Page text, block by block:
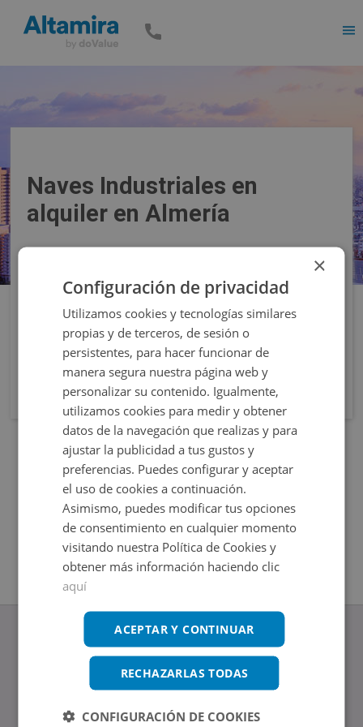
Naves Industriales en
alquiler en Almería
Filtros
www.altamirainmuebles.com
Edificio Skylight
Avenida de Manoteras 14-16, 28050, Madrid
×
Configuración de privacidad
Utilizamos cookies y tecnologías similares
propias y de terceros, de sesión o
persistentes, para hacer funcionar de
manera segura nuestra página web y
personalizar su contenido. Igualmente,
utilizamos cookies para medir y obtener
datos de la navegación que realizas y para
ajustar la publicidad a tus gustos y
preferencias. Puedes configurar y aceptar
el uso de cookies a continuación.
Asimismo, puedes modificar tus opciones
de consentimiento en cualquier momento
visitando nuestra Política de Cookies y
obtener más información haciendo clic
aquí
ACEPTAR Y CONTINUAR
RECHAZARLAS TODAS
CONFIGURACIÓN DE COOKIES